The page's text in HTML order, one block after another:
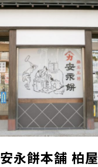
安永餅本舗 柏屋